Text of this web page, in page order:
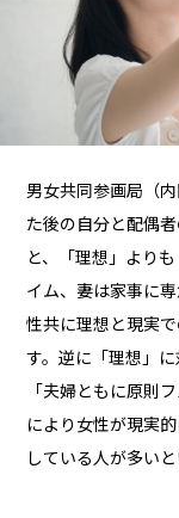
男女共同参画局（
た後の自分と配偶
と、「理想」より
イム、妻は家事に
性共に理想と現実
す。逆に「理想」
「夫婦ともに原則
により女性が現実
している人が多い